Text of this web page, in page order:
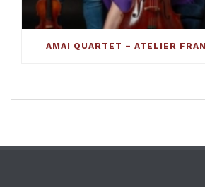
AMAI QUARTET – ATELIER